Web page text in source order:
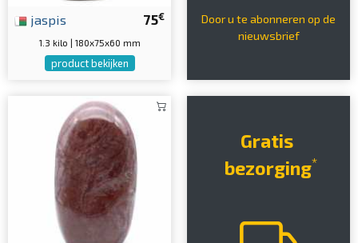
75€
jaspis
1.3 kilo | 180x75x60 mm
product bekijken
Door u te abonneren op de
nieuwsbrief
Gratis
bezorging*